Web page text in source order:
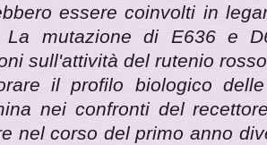
essere coinvolti in
La mutazione di E636 e
sull'attività del rutenio
il profilo biologico
nei confronti del
nel corso del primo anno